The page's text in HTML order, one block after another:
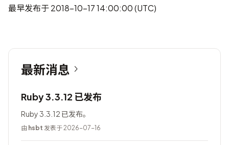
最早发布于 2018-10-17 14:00:00 (UTC)
最新消息
Ruby 3.3.12 已发布
Ruby 3.3.12 已发布。
由 hsbt 发表于 2026-07-16